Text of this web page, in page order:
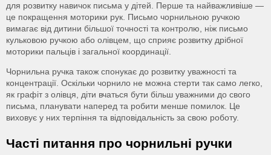
для розвитку навичок письма у дітей. Перше та найважливіше —
це покращення моторики рук. Письмо чорнильною ручкою
вимагає від дитини більшої точності та контролю, ніж письмо
кульковою ручкою або олівцем, що сприяє розвитку дрібної
моторики пальців і загальної координації.
Чорнильна ручка також спонукає до розвитку уважності та
концентрації. Оскільки чорнило не можна стерти так само легко,
як графіт з олівця, діти вчаться бути більш уважними до свого
письма, планувати наперед та робити менше помилок. Це
виховує у них терпіння та відповідальність за свою роботу.
Часті питання про чорнильні ручки